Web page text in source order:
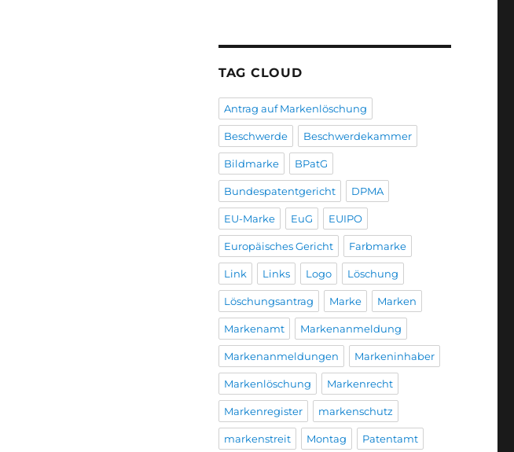
TAG CLOUD
Antrag auf Markenlöschung
Beschwerde Beschwerdekammer
Bildmarke BPatG
Bundespatentgericht DPMA
EU-Marke EuG EUIPO
Europäisches Gericht Farbmarke
Link Links Logo Löschung
Löschungsantrag Marke Marken
Markenamt Markenanmeldung
Markenanmeldungen Markeninhaber
Markenlöschung Markenrecht
Markenregister markenschutz
markenstreit Montag Patentamt